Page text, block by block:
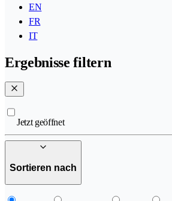
EN
FR
IT
Ergebnisse filtern
Jetzt geöffnet
Sortieren nach